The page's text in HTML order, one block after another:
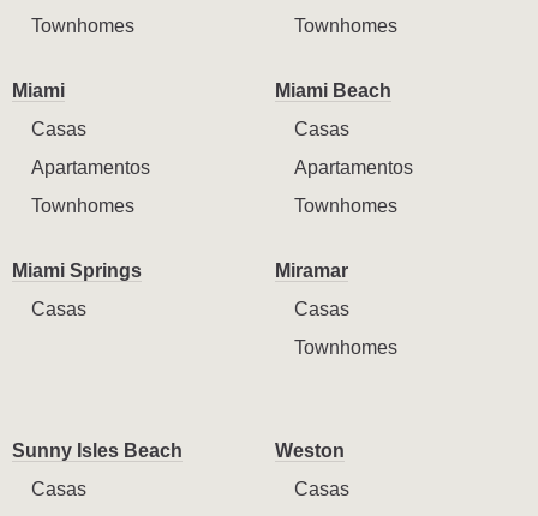
Townhomes
Townhomes
Miami
Casas
Apartamentos
Townhomes
Miami Beach
Casas
Apartamentos
Townhomes
Miami Springs
Casas
Miramar
Casas
Townhomes
Sunny Isles Beach
Casas
Weston
Casas